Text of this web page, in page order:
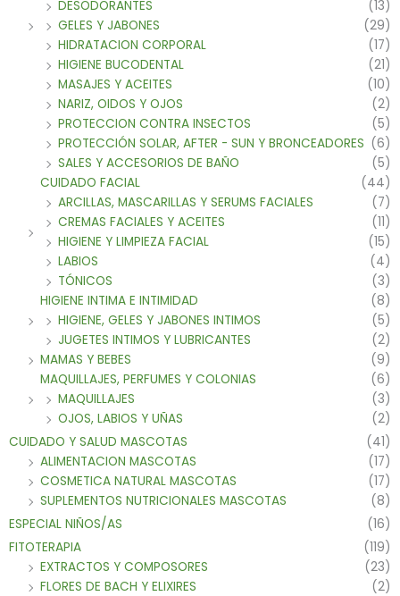
DESODORANTES
(13)
GELES Y JABONES
(29)
HIDRATACION CORPORAL
(17)
HIGIENE BUCODENTAL
(21)
MASAJES Y ACEITES
(10)
NARIZ, OIDOS Y OJOS
(2)
PROTECCION CONTRA INSECTOS
(5)
PROTECCIÓN SOLAR, AFTER - SUN Y BRONCEADORES (6)
SALES Y ACCESORIOS DE BAÑO
(5)
CUIDADO FACIAL
(44)
ARCILLAS, MASCARILLAS Y SERUMS FACIALES
(7)
CREMAS FACIALES Y ACEITES
(11)
HIGIENE Y LIMPIEZA FACIAL
(15)
LABIOS
(4)
TÓNICOS
(3)
HIGIENE INTIMA E INTIMIDAD
(8)
HIGIENE, GELES Y JABONES INTIMOS
(5)
JUGETES INTIMOS Y LUBRICANTES
(2)
MAMAS Y BEBES
(9)
MAQUILLAJES, PERFUMES Y COLONIAS
(6)
MAQUILLAJES
(3)
OJOS, LABIOS Y UÑAS
(2)
CUIDADO Y SALUD MASCOTAS
(41)
ALIMENTACION MASCOTAS
(17)
COSMETICA NATURAL MASCOTAS
(17)
SUPLEMENTOS NUTRICIONALES MASCOTAS
(8)
ESPECIAL NIÑOS/AS
(16)
FITOTERAPIA
(119)
EXTRACTOS Y COMPOSORES
(23)
FLORES DE BACH Y ELIXIRES
(2)